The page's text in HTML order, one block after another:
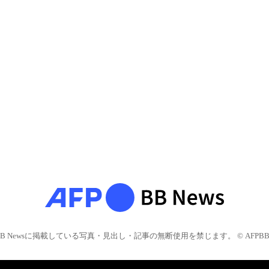
Newsに掲載している写真・見出し・記事の無断使用を禁じます。 © AFPBB